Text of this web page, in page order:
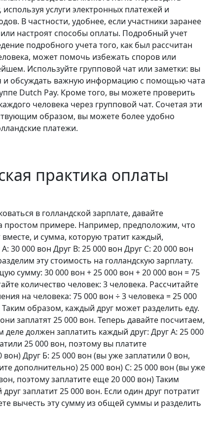
услуги электронных платежей и
В частности, удобнее, если участники заранее
или настроят способы оплаты. Подробный учет
подробного учета того, как был рассчитан
может помочь избежать споров или
Используйте групповой чат или заметки: вы
и обсуждать важную информацию с помощью чата
Dutch Pay. Кроме того, вы можете проверить
человека через групповой чат. Сочетая эти
образом, вы можете более удобно
платежи.
практика оплаты
в голландской зарплате, давайте
простом примере. Например, предположим, что
вместе, и сумма, которую тратит каждый,
30 000 вон Друг B: 25 000 вон Друг C: 20 000 вон
эту стоимость на голландскую зарплату.
сумму: 30 000 вон + 25 000 вон + 20 000 вон = 75
количество человек: 3 человека. Рассчитайте
на человека: 75 000 вон ÷ 3 человека = 25 000
образом, каждый друг может разделить еду.
заплатят 25 000 вон. Теперь давайте посчитаем,
деле должен заплатить каждый друг: Друг А: 25 000
25 000 вон, поэтому вы платите
Друг Б: 25 000 вон (вы уже заплатили 0 вон,
дополнительно) 25 000 вон) C: 25 000 вон (вы уже
поэтому заплатите еще 20 000 вон) Таким
заплатит 25 000 вон. Если один друг потратит
вычесть эту сумму из общей суммы и разделить